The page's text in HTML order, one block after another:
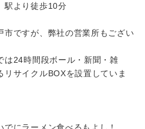
駅より徒歩10分
市ですが、弊社の営業所もござい
24時間段ボール・新聞・雑
サイクルBOXを設置していま